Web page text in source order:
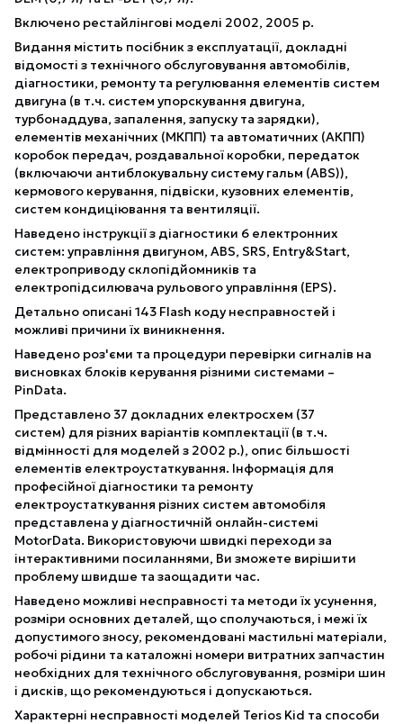
Включено рестайлінгові моделі 2002, 2005 р.
Видання містить посібник з експлуатації, докладні
відомості з технічного обслуговування автомобілів,
діагностики, ремонту та регулювання елементів систем
двигуна (в т.ч. систем упорскування двигуна,
турбонаддува, запалення, запуску та зарядки),
елементів механічних (МКПП) та автоматичних (АКПП)
коробок передач, роздавальної коробки, передаток
(включаючи антиблокувальну систему гальм (ABS)),
кермового керування, підвіски, кузовних елементів,
систем кондиціювання та вентиляції.
Наведено інструкції з діагностики 6 електронних
систем: управління двигуном, ABS, SRS, Entry&Start,
електроприводу склопідйомників та
електропідсилювача рульового управління (EPS).
Детально описані 143 Flash коду несправностей і
можливі причини їх виникнення.
Наведено роз'єми та процедури перевірки сигналів на
висновках блоків керування різними системами –
PinData.
Представлено 37 докладних електросхем (37
систем) для різних варіантів комплектації (в т.ч.
відмінності для моделей з 2002 р.), опис більшості
елементів електроустаткування. Інформація для
професійної діагностики та ремонту
електроустаткування різних систем автомобіля
представлена ​​у діагностичній онлайн-системі
MotorData. Використовуючи швидкі переходи за
інтерактивними посиланнями, Ви зможете вирішити
проблему швидше та заощадити час.
Наведено можливі несправності та методи їх усунення,
розміри основних деталей, що сполучаються, і межі їх
допустимого зносу, рекомендовані мастильні матеріали,
робочі рідини та каталожні номери витратних запчастин
необхідних для технічного обслуговування, розміри шин
і дисків, що рекомендуються і допускаються.
Характерні несправності моделей Terios Kid та способи